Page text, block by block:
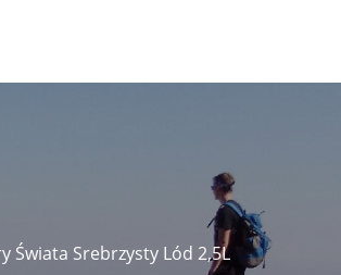
Świata Srebrzysty Lód 2,5L